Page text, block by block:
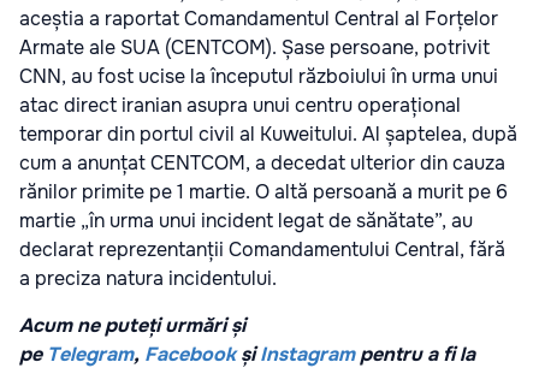
aceștia a raportat Comandamentul Central al Forțelor
Armate ale SUA (CENTCOM). Șase persoane, potrivit
CNN, au fost ucise la începutul războiului în urma unui
atac direct iranian asupra unui centru operațional
temporar din portul civil al Kuweitului. Al șaptelea, după
cum a anunțatCENTCOM, a decedat ulterior din cauza
rănilor primite pe 1 martie. O altă persoană a murit pe 6
martie „în urma unui incident legat de sănătate”, au
declarat reprezentanții Comandamentului Central, fără
a preciza natura incidentului.
Acum ne puteți urmări și
pe Telegram, Facebook șiInstagrampentru a fi la